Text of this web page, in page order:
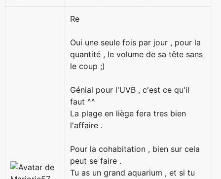
Re
Oui une seule fois par jour , pour la
quantité , le volume de sa tête sans
le coup ;)
Génial pour l'UVB , c'est ce qu'il
faut ^^
La plage en liège fera tres bien
l'affaire .
Pour la cohabitation , bien sur cela
peut se faire .
Tu as un grand aquarium , et si tu